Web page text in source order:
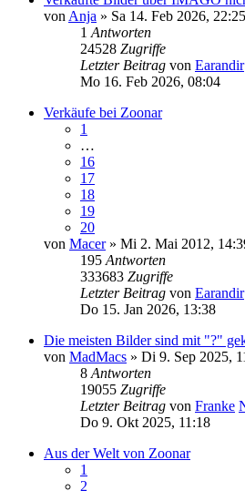
von Anja » Sa 14. Feb 2026, 22:25
1 Antworten
24528 Zugriffe
Letzter Beitrag von Earandir
Mo 16. Feb 2026, 08:04
Verkäufe bei Zoonar
1
…
16
17
18
19
20
von Macer» Mi 2. Mai 2012,
195 Antworten
333683 Zugriffe
Letzter Beitrag von Earandir
Do 15. Jan 2026, 13:38
Die meisten Bilder sind mit "?"
von MadMacs » Di 9. Sep 2025,
8 Antworten
19055 Zugriffe
Letzter Beitrag von Franke
Do 9. Okt 2025, 11:18
Aus der Welt von Zoonar
1
2